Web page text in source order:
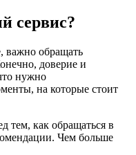
сервис?
важно обращать
доверие и
нужно
на которые стоит
тем, как обращаться в
Чем больше